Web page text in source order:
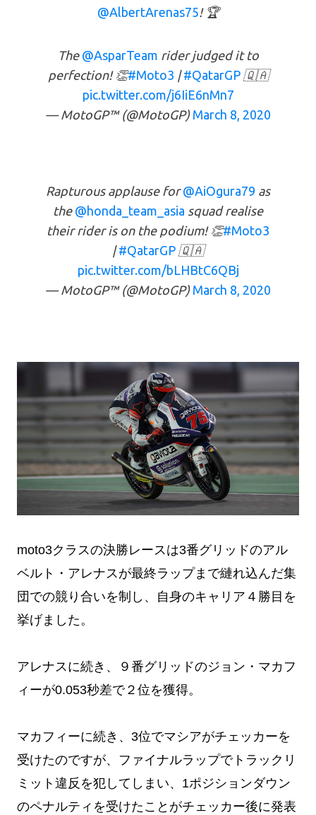
@AlbertArenas75 ! 🏆
The @AsparTeam rider judged it to
perfection! 👏#Moto3 |#QatarGP🇶🇦
pic.twitter.com/j6IiE6nMn7
— MotoGP™ (@MotoGP) March 8, 2020
Rapturous applause for@AiOgura79 as
the @honda_team_asia squad realise
their rider is on the podium! 👏#Moto3
|#QatarGP 🇶🇦
pic.twitter.com/bLHBtC6QBj
— MotoGP™ (@MotoGP) March 8, 2020
moto3クラスの決勝レースは3番グリッドのアル
ベルト・アレナスが最終ラップまで縺れ込んだ集
団での競り合いを制し、自身のキャリア４勝目を
挙げました。
アレナスに続き、９番グリッドのジョン・マカフ
ィーが0.053秒差で２位を獲得。
マカフィーに続き、3位でマシアがチェッカーを
受けたのですが、ファイナルラップでトラックリ
ミット違反を犯してしまい、1ポジションダウン
のペナルティを受けたことがチェッカー後に発表